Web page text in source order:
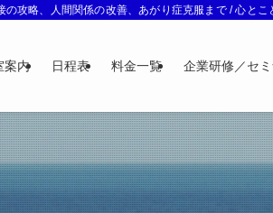
攻略、人間関係の改善、あがり症克服まで / 心と
案内 日程表 料金一覧 企業研修／セ